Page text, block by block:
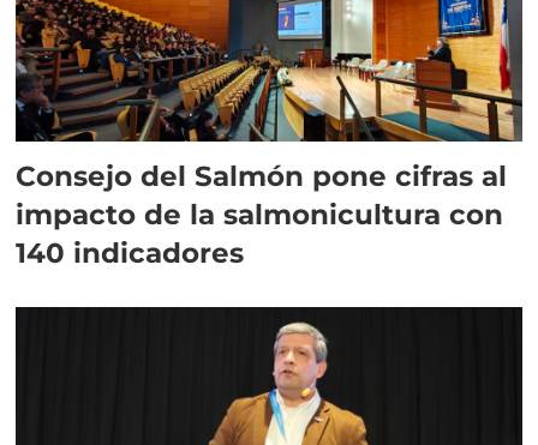
Consejo del Salmón pone cifras al
impacto de la salmonicultura con
140 indicadores